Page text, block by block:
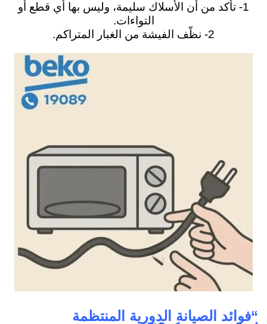
1- تأكد من أن الأسلاك سليمة، وليس بها أي قطع أو
التواءات.
2- نظّف الفيشة من الغبار المتراكم.
“فوائد الصيانة الدورية المنتظمة